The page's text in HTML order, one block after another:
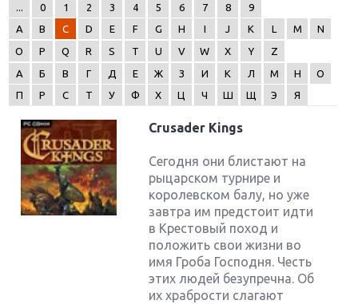
0 1 2 3 4 5 6 7 8
9
A
B C D E F G H I J K L M
N
O
P Q R S T U V W X Y
Z
А
Б В Г Д Е Ж З И К Л М Н
О
П
Р С Т У Ф Х Ц Ч Ш Щ Э Я
Crusader Kings
Сегодня они блистают на
рыцарском турнире и
королевском балу, но уже
завтра им предстоит идти
в Крестовый поход и
положить свои жизни во
имя Гроба Господня. Честь
этих людей безупречна. Об
их храбрости слагают